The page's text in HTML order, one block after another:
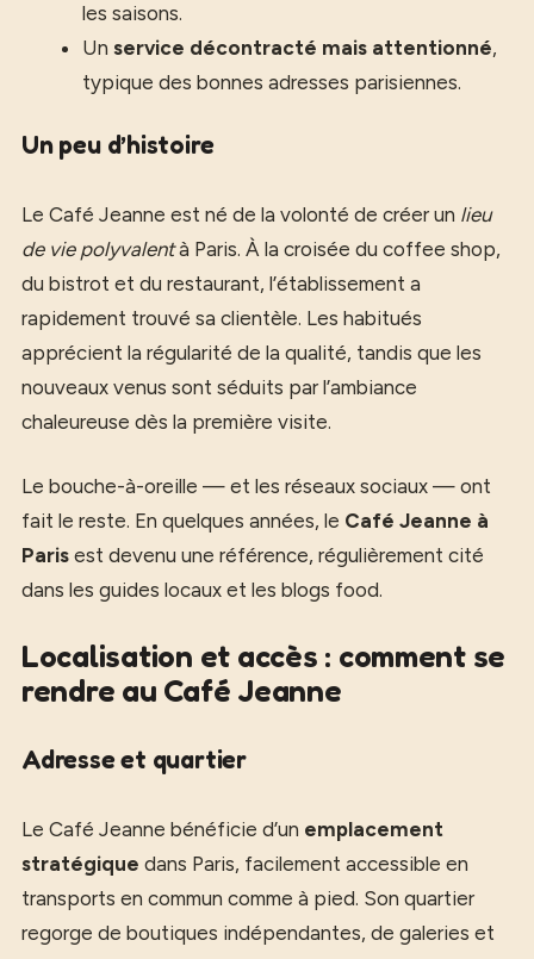
les saisons.
Un service décontracté mais attentionné,
typique des bonnes adresses parisiennes.
Un peu d’histoire
Le Café Jeanne est né de la volonté de créer un lieu
de vie polyvalentà Paris. À la croisée du coffee shop,
du bistrot et du restaurant, l’établissement a
rapidement trouvé sa clientèle. Les habitués
apprécient la régularité de la qualité, tandis que les
nouveaux venus sont séduits par l’ambiance
chaleureuse dès la première visite.
Le bouche-à-oreille — et les réseaux sociaux — ont
fait le reste. En quelques années, le Café Jeanne à
Paris est devenu une référence, régulièrement cité
dans les guides locaux et les blogs food.
Localisation et accès : comment se
rendre au Café Jeanne
Adresse et quartier
Le Café Jeanne bénéficie d’un emplacement
stratégique dans Paris, facilement accessible en
transports en commun comme à pied. Son quartier
regorge de boutiques indépendantes, de galeries et